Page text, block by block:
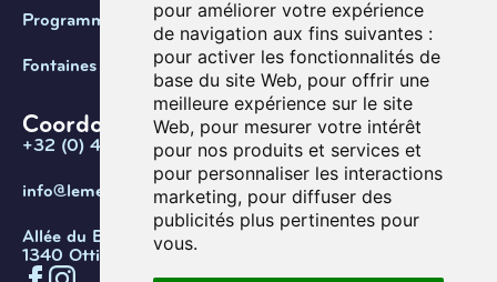
pour améliorer votre expérience
de navigation aux fins suivantes :
pour activer les fonctionnalités de
base du site Web, pour offrir une
meilleure expérience sur le site
Web, pour mesurer votre intérêt
pour nos produits et services et
pour personnaliser les interactions
marketing, pour diffuser des
publicités plus pertinentes pour
vous.
Programmation
Fontaines de Belgique
Coordonnées
+32 (0) 470 / 67.20.55
info@lemef.be
Allée du Bois des Rêves 1,
1340 Ottignies-Louvain-la-Neuve